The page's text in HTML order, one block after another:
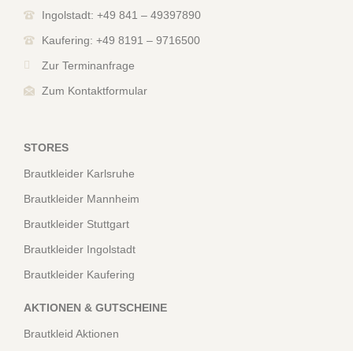
Ingolstadt: +49 841 – 49397890
Kaufering: +49 8191 – 9716500
Zur Terminanfrage
Zum Kontaktformular
STORES
Brautkleider Karlsruhe
Brautkleider Mannheim
Brautkleider Stuttgart
Brautkleider Ingolstadt
Brautkleider Kaufering
AKTIONEN & GUTSCHEINE
Brautkleid Aktionen